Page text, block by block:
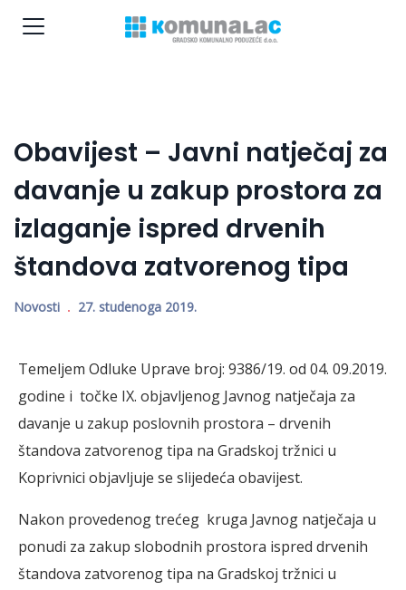
Obavijest – Javni natječaj za
davanje u zakup prostora za
izlaganje ispred drvenih
štandova zatvorenog tipa
Novosti 27. studenoga 2019.
Temeljem Odluke Uprave broj: 9386/19. od 04. 09.2019.
godine i točke IX. objavljenog Javnog natječaja za
davanje u zakup poslovnih prostora – drvenih
štandova zatvorenog tipa na Gradskoj tržnici u
Koprivnici objavljuje se slijedeća obavijest.
Nakon provedenog trećeg kruga Javnog natječaja u
ponudi za zakup slobodnih prostora ispred drvenih
štandova zatvorenog tipa na Gradskoj tržnici u